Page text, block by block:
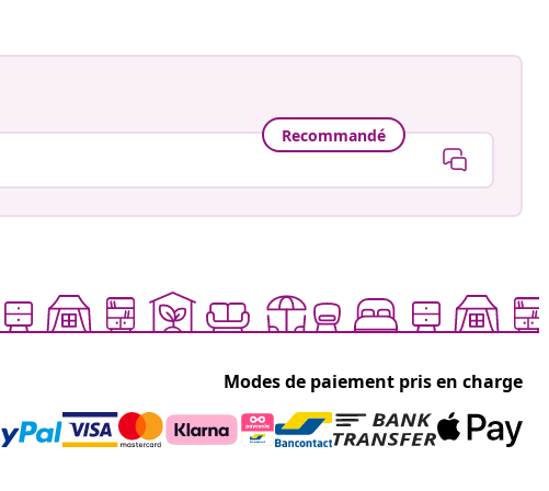
Recommandé
Modes de paiement pris en charge